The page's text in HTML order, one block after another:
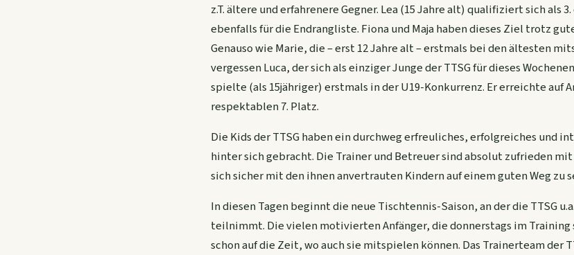
z.T. ältere und erfahrenere Gegner. Lea (15 Jahre alt) qualifiziert sich als
ebenfalls für die Endrangliste. Fiona und Maja haben dieses Ziel trotz
Genauso wie Marie, die – erst 12 Jahre alt – erstmals bei den ältesten
vergessen Luca, der sich als einziger Junge der TTSG für dieses
spielte (als 15jähriger) erstmals in der U19-Konkurrenz. Er erreichte auf
respektablen 7. Platz.
Die Kids der TTSG haben ein durchweg erfreuliches, erfolgreiches und
hinter sich gebracht. Die Trainer und Betreuer sind absolut zufrieden
sich sicher mit den ihnen anvertrauten Kindern auf einem guten Weg zu
In diesen Tagen beginnt die neue Tischtennis-Saison, an der die TTSG
teilnimmt. Die vielen motivierten Anfänger, die donnerstags im
schon auf die Zeit, wo auch sie mitspielen können. Das Trainerteam der